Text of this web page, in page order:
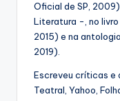
Oficial de SP,
Literatura -, no livro
2015) e na
2019).
Escreveu críticas e
Teatral, Yahoo,